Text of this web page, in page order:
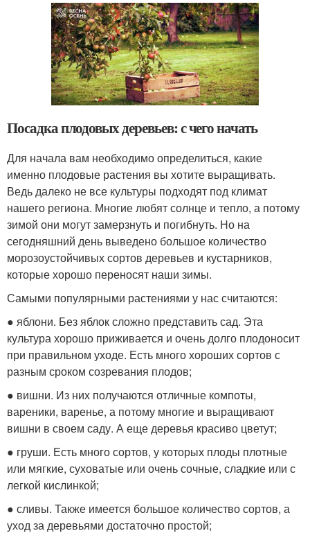
Посадка плодовых деревьев: с чего начать
Для начала вам необходимо определиться, какие
именно плодовые растения вы хотите выращивать.
Ведь далеко не все культуры подходят под климат
нашего региона. Многие любят солнце и тепло, а потому
зимой они могут замерзнуть и погибнуть. Но на
сегодняшний день выведено большое количество
морозоустойчивых сортов деревьев и кустарников,
которые хорошо переносят наши зимы.
Самыми популярными растениями у нас считаются:
● яблони. Без яблок сложно представить сад. Эта
культура хорошо приживается и очень долго плодоносит
при правильном уходе. Есть много хороших сортов с
разным сроком созревания плодов;
● вишни. Из них получаются отличные компоты,
вареники, варенье, а потому многие и выращивают
вишни в своем саду. А еще деревья красиво цветут;
● груши. Есть много сортов, у которых плоды плотные
или мягкие, суховатые или очень сочные, сладкие или с
легкой кислинкой;
● сливы. Также имеется большое количество сортов, а
уход за деревьями достаточно простой;